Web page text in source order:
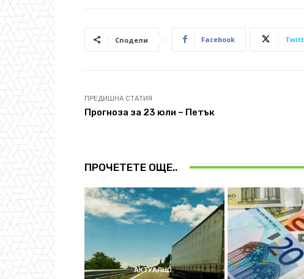
Сподели Facebook
ПРЕДИШНА СТАТИЯ
Прогноза за 23 юли – Петък
ПРОЧЕТЕТЕ ОЩЕ..
АКТУАЛНО